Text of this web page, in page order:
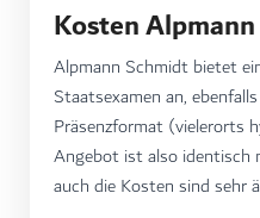
Kosten
Alpmann Schmidt bietet
Staatsexamen an,
Präsenzformat (vielerorts
Angebot ist also identisch
auch die Kosten sind sehr